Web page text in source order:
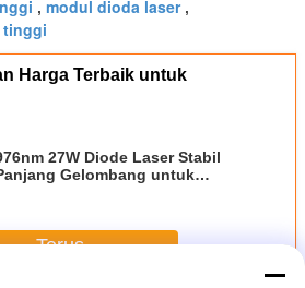
, modul dioda laser,
tinggi
Harga Terbaik untuk
27W Diode Laser Stabil
Gelombang untuk
Terus